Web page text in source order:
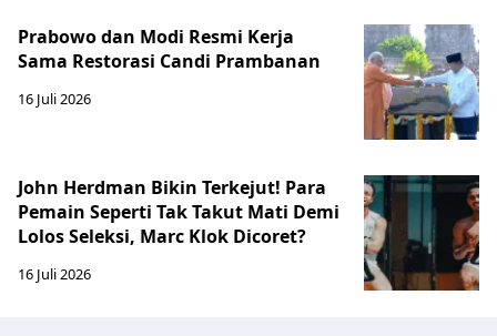
Prabowo dan Modi Resmi Kerja
Sama Restorasi Candi Prambanan
16 Juli 2026
John Herdman Bikin Terkejut! Para
Pemain Seperti Tak Takut Mati Demi
Lolos Seleksi, Marc Klok Dicoret?
16 Juli 2026